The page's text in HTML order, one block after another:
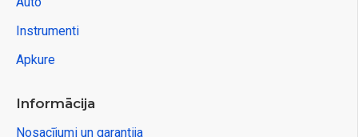
Instrumenti
Apkure
Informācija
Nosacījumi un garantija